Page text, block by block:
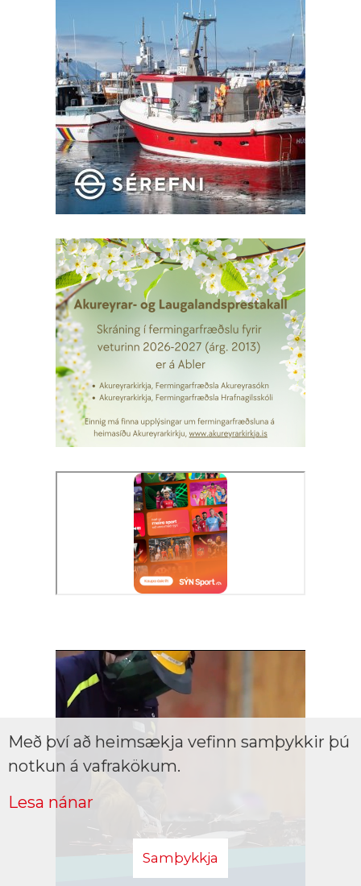
Með því að heimsækja vefinn samþykkir þú
notkun á vafrakökum.
Lesa nánar
Samþykkja